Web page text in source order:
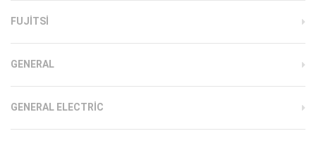
FUJITSI
GENERAL
GENERAL ELECTRIC